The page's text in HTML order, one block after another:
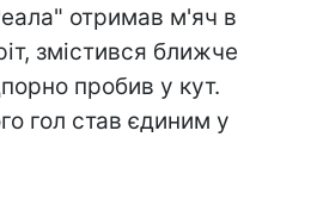
отримав м'яч в
змістився ближче
пробив у кут.
гол став єдиним у